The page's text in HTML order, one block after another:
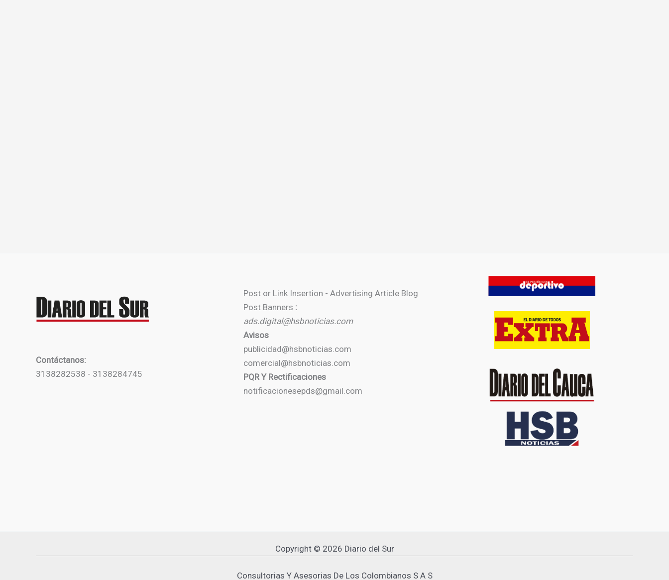
Contáctanos:
3138282538 - 3138284745
Post or Link Insertion - Advertising Article Blog
Post Banners :
ads.digital@hsbnoticias.com
Avisos
publicidad@hsbnoticias.com
comercial@hsbnoticias.com
PQR Y Rectificaciones
notificacionesepds@gmail.com
Copyright © 2026 Diario del Sur
Consultorias Y Asesorias De Los Colombianos S A S